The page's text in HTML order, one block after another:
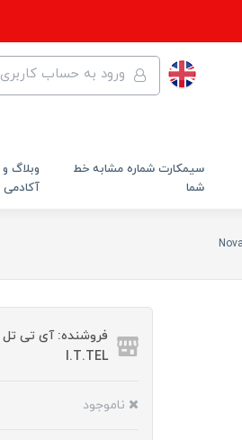
ورود به حساب کاربری
سیمکارت شماره مشابه خط
شما
وبلاگ و
آکادمی
فروشنده: آی تی تل
I.T.TEL
ناموجود